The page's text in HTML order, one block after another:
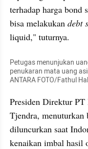
terhadap harga bond
bisa melakukan debt
liquid," tuturnya.
Petugas menunjukan
penukaran mata uang
ANTARA FOTO/Fathul
Presiden Direktur
Tjendra, menuturkan
diluncurkan saat
kenaikan imbal hasil